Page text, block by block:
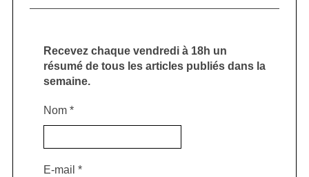
Recevez chaque vendredi à 18h un
résumé de tous les articles publiés dans la
semaine.
Nom *
E-mail *